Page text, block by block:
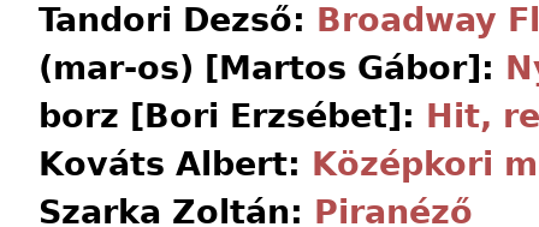
Tandori Dezső: Broadway
(mar-os) [Martos Gábor]:
borz [Bori Erzsébet]: Hit,
Kováts Albert: Középkori
Szarka Zoltán: Piranéző